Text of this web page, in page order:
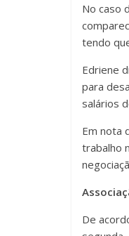
No caso
tendo
Edriene
para
salários
Em nota
trabalho
De